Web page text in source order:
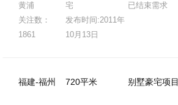
黄浦
关注数：
1861
宅
发布时间:2011年
10月13日
已结束需求
福建-福州 720平米 别墅豪宅项目